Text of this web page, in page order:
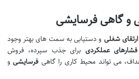
و گاهی فرسایشی
ارتقای شغلی و دستیابی به سمت های بهتر وجود
فشارهای عملکردی برای جذب سپرده، فروش
می تواند محیط کاری را گاهی فرسایشیو